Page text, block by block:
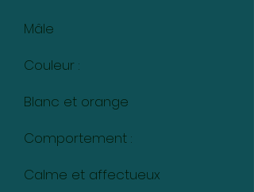
Mâle
Couleur :
Blanc et orange
Comportement :
Calme et affectueux